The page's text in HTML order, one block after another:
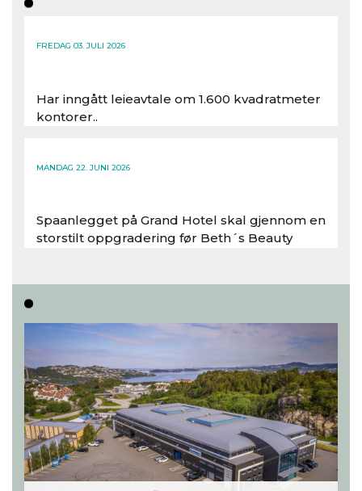
FREDAG 03. JULI 2026
Har inngått leieavtale om 1.600 kvadratmeter
kontorer..
MANDAG 22. JUNI 2026
Spaanlegget på Grand Hotel skal gjennom en
storstilt oppgradering før Beth´s Beauty
Les hele artikkelen